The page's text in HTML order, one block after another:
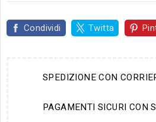
Condividi Twitta
SPEDIZIONE CON
PAGAMENTI SICURI CON